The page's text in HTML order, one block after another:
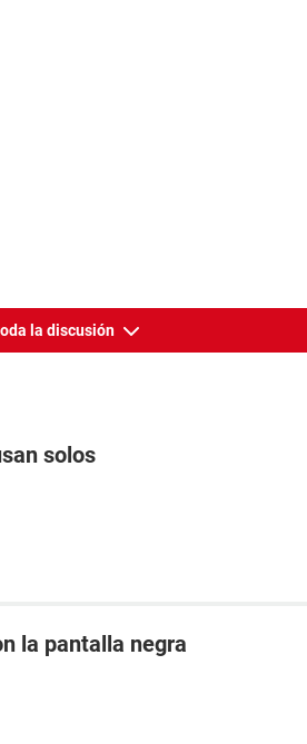
la discusión
solos
la pantalla negra